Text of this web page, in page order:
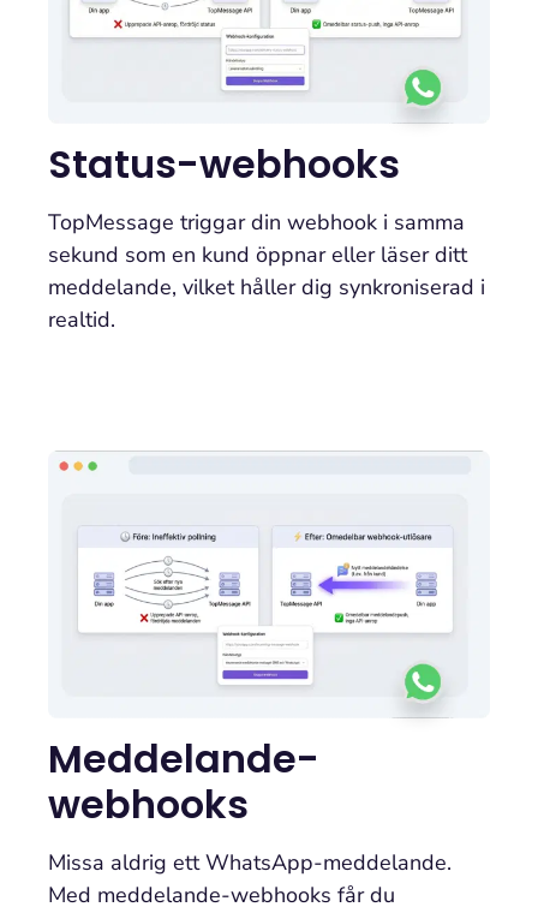
Status-webhooks
TopMessage triggar din webhook i samma
sekund som en kund öppnar eller läser ditt
meddelande, vilket håller dig synkroniserad i
realtid.
Meddelande-
webhooks
Missa aldrig ett WhatsApp-meddelande.
Med meddelande-webhooks får du